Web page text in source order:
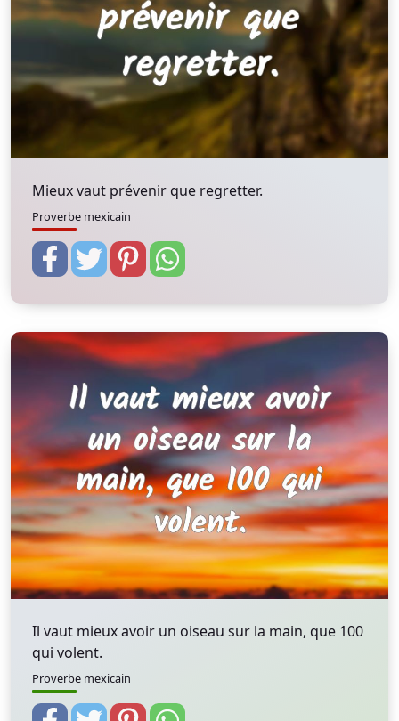
Mieux vaut prévenir que regretter.
Proverbe mexicain
Il vaut mieux avoir un oiseau sur la main, que 100
qui volent.
Proverbe mexicain